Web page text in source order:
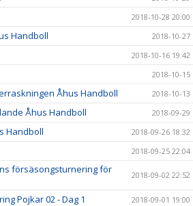
2018-10-28 20:00
Handboll 2018-10-27
2018-10-16 19:42
2018-10-15
Åhus Handboll 2018-10-13
Åhus Handboll 2018-09-29
Handboll 2018-09-26 18:32
2018-09-25 22:04
försäsongsturnering för
2018-09-02 22:52
Pojkar 02 - Dag 1 2018-09-01 19:00